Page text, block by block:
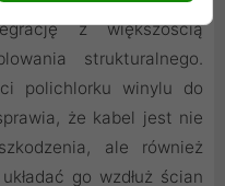
z większością
strukturalnego.
polichlorku winylu do
że kabel jest nie
ale również
go wzdłuż ścian